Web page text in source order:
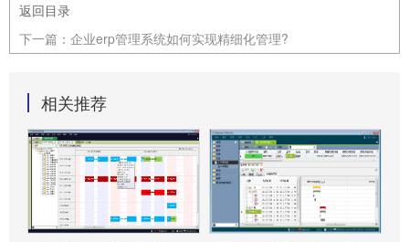
返回目录
下一篇： 企业erp管理系统如何实现精细化管理?
相关推荐